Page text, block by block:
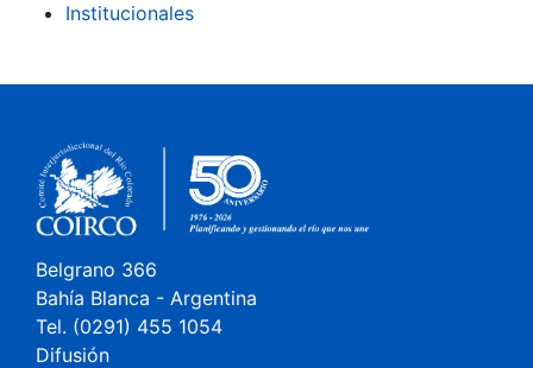
Institucionales
Belgrano 366
Bahía Blanca - Argentina
Tel. (0291) 455 1054
Difusión